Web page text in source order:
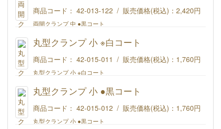
商品コード： 42-013-122 / 販売価格(税込)： 2,420円
両開クランプ 中 ●黒コート
丸型クランプ 小 ※白コート
商品コード： 42-015-011 / 販売価格(税込)： 1,760円
丸型クランプ 小 ※白コート
丸型クランプ 小 ●黒コート
商品コード： 42-015-012 / 販売価格(税込)： 1,760円
丸型クランプ 小 ●黒コート